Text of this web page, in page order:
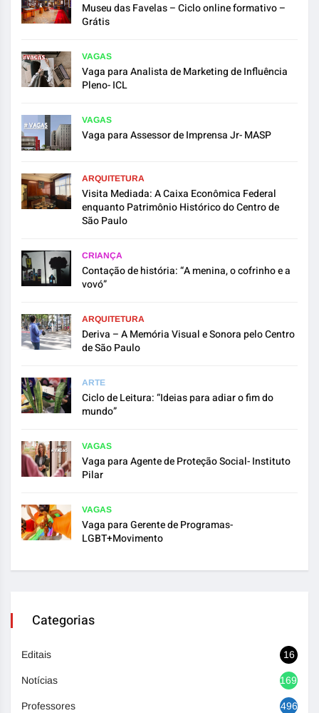
Museu das Favelas – Ciclo online formativo –
Grátis
VAGAS
Vaga para Analista de Marketing de Influência
Pleno- ICL
VAGAS
Vaga para Assessor de Imprensa Jr- MASP
ARQUITETURA
Visita Mediada: A Caixa Econômica Federal
enquanto Patrimônio Histórico do Centro de
São Paulo
CRIANÇA
Contação de história: “A menina, o cofrinho e a
vovó”
ARQUITETURA
Deriva – A Memória Visual e Sonora pelo Centro
de São Paulo
ARTE
Ciclo de Leitura: “Ideias para adiar o fim do
mundo”
VAGAS
Vaga para Agente de Proteção Social- Instituto
Pilar
VAGAS
Vaga para Gerente de Programas-
LGBT+Movimento
Categorias
Editais 16
Notícias 1692
Professores 496